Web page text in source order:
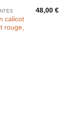
calicot
rouge,
48,00€